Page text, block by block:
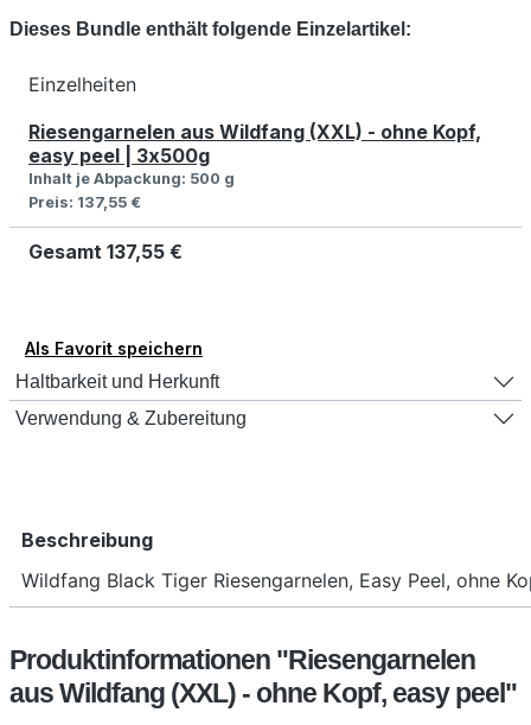
Dieses Bundle enthält folgende Einzelartikel:
Einzelheiten
Riesengarnelen aus Wildfang (XXL) - ohne Kopf,
easy peel | 3x500g
Inhalt je Abpackung: 500 g
Preis: 137,55 €
Gesamt 137,55 €
Als Favorit speichern
Haltbarkeit und Herkunft
Verwendung & Zubereitung
Beschreibung
Wildfang Black Tiger Riesengarnelen, Easy Peel, ohne
Produktinformationen "Riesengarnelen
aus Wildfang (XXL) - ohne Kopf, easy peel"